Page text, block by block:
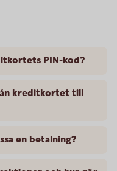
PIN-kod?
kreditkortet till
en betalning?